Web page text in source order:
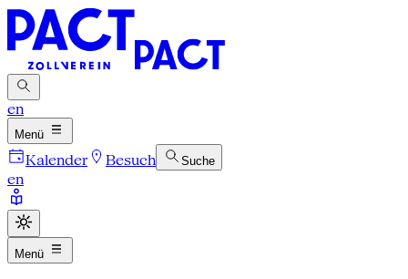
en
Menü
Kalender Besuch Suche
en
Menü